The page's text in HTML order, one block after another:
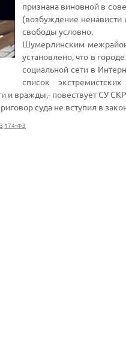
признана виновной в
(возбуждение
свободы условно.
Шумерлинским
установлено, что в
социальной сети в
список
и вражды,- повествует СУ
суда не вступил в
174-ФЗ